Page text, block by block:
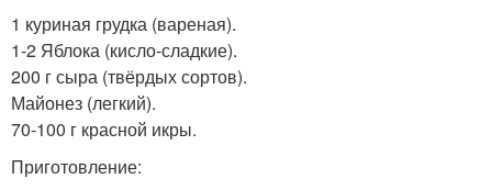
1 куриная грудка (вареная).
1-2 Яблока (кисло-сладкие).
200 г сыра (твёрдых сортов).
Майонез (легкий).
70-100 г красной икры.
Приготовление: